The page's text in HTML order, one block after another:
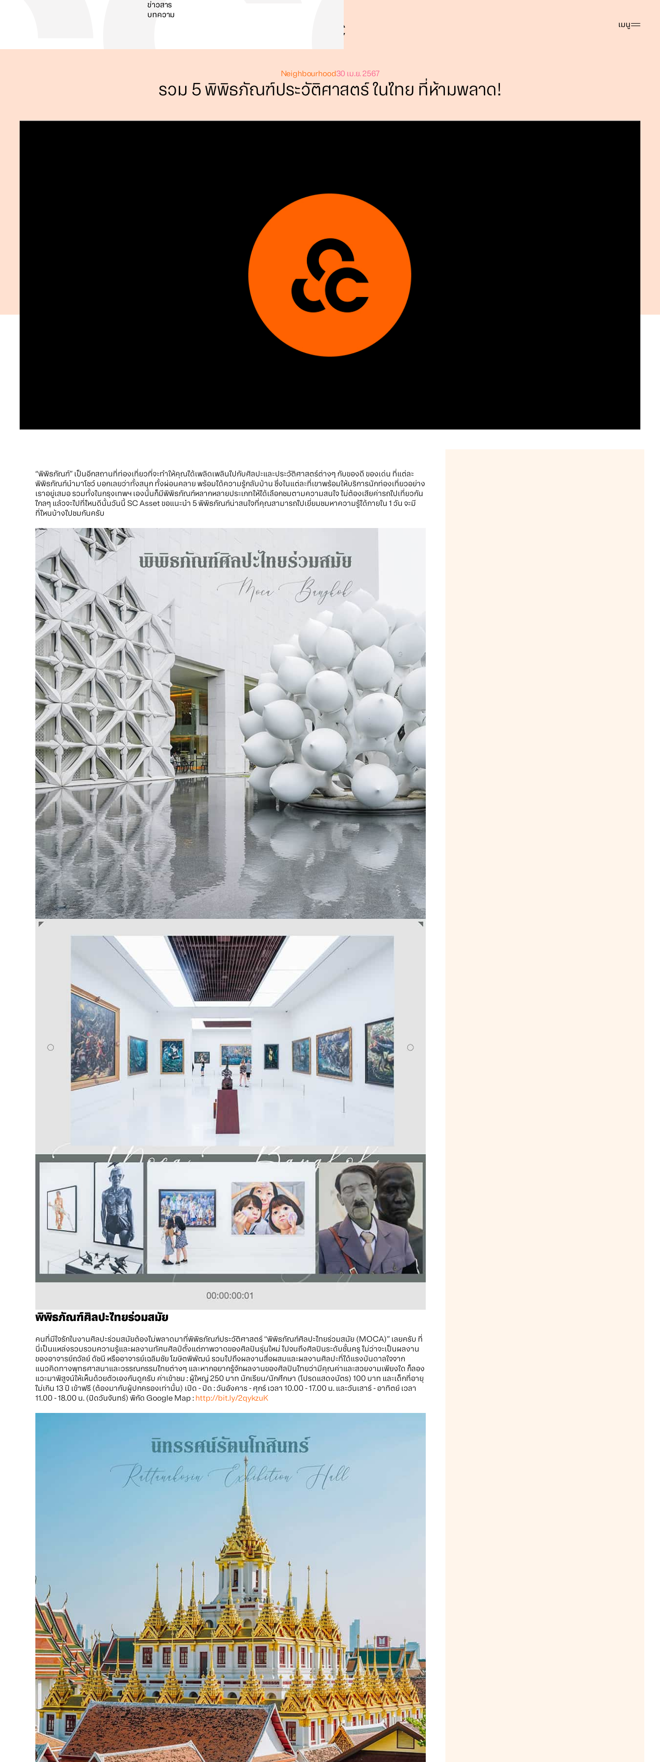
เมนู
ข่าวสาร
บทความ
Neighbourhood30 เม.ย. 2567
รวม 5 พิพิธภัณฑ์ประวัติศาสตร์ ในไทย ที่ห้ามพลาด!
“พิพิธภัณฑ์” เป็นอีกสถานที่ท่องเที่ยวที่จะทำให้คุณได้เพลิดเพลินไปกับศิลปะและประวัติศาสตร์ต่างๆ กับของดี ของเด่น ที่แต่ละ
พิพิธภัณฑ์นำมาโชว์ บอกเลยว่าทั้งสนุก ทั้งผ่อนคลาย พร้อมได้ความรู้กลับบ้าน ซึ่งในแต่ละที่เขาพร้อมให้บริการนักท่องเที่ยวอย่าง
เราอยู่เสมอ รวมทั้งในกรุงเทพฯ เองนั้นก็มีพิพิธภัณฑ์หลากหลายประเภทให้ได้เลือกชมตามความสนใจ ไม่ต้องเสียค่ารถไปเที่ยวกัน
ไกลๆ แล้วจะไปที่ไหนดีนั้นวันนี้ SC Asset ขอแนะนำ 5 พิพิธภัณฑ์น่าสนใจที่คุณสามารถไปเยี่ยมชมหาความรู้ได้ภายใน 1 วัน จะมี
ที่ไหนบ้างไปชมกันครับ
พิพิธภัณฑ์ศิลปะไทยร่วมสมัย
คนที่มีใจรักในงานศิลปะร่วมสมัยต้องไม่พลาดมาที่พิพิธภัณฑ์ประวัติศาสตร์ “พิพิธภัณฑ์ศิลปะไทยร่วมสมัย (MOCA)” เลยครับ ที่
นี่เป็นแหล่งรวบรวมความรู้และผลงานทัศนศิลป์ตั้งแต่ภาพวาดของศิลปินรุ่นใหม่ ไปจนถึงศิลปินระดับชั้นครู ไม่ว่าจะเป็นผลงาน
ของอาจารย์ถวัลย์ ดัชนี หรืออาจารย์เฉลิมชัย โฆษิตพิพัฒน์ รวมไปถึงผลงานสื่อผสมและผลงานศิลปะที่ได้แรงบันดาลใจจาก
แนวคิดทางพุทธศาสนาและวรรณกรรมไทยต่างๆ และหากอยากรู้จักผลงานของศิลปินไทยว่ามีคุณค่าและสวยงามเพียงใด ก็ลอง
แวะมาพิสูจน์ให้เห็นด้วยตัวเองกันดูครับ ค่าเข้าชม : ผู้ใหญ่ 250 บาท นักเรียน/นักศึกษา (โปรดแสดงบัตร) 100 บาท และเด็กที่อายุ
ไม่เกิน 13 ปี เข้าฟรี (ต้องมากับผู้ปกครองเท่านั้น) เปิด - ปิด : วันอังคาร - ศุกร์ เวลา 10.00 - 17.00 น. และวันเสาร์ - อาทิตย์ เวลา
11.00 - 18.00 น. (ปิดวันจันทร์) พิกัด Google Map : http://bit.ly/2qykzuK